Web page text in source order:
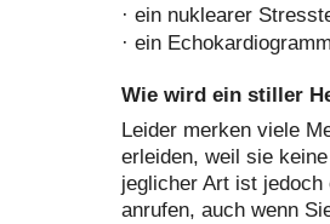
· ein nuklearer
· ein
Wie wird ein stiller
Leider merken viele
erleiden, weil sie
jeglicher Art ist
anrufen, auch wenn